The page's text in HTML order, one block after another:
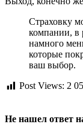
Страховку
компании, в
намного
которые
ваш выбор.
Post Views: 2
Не нашел ответ